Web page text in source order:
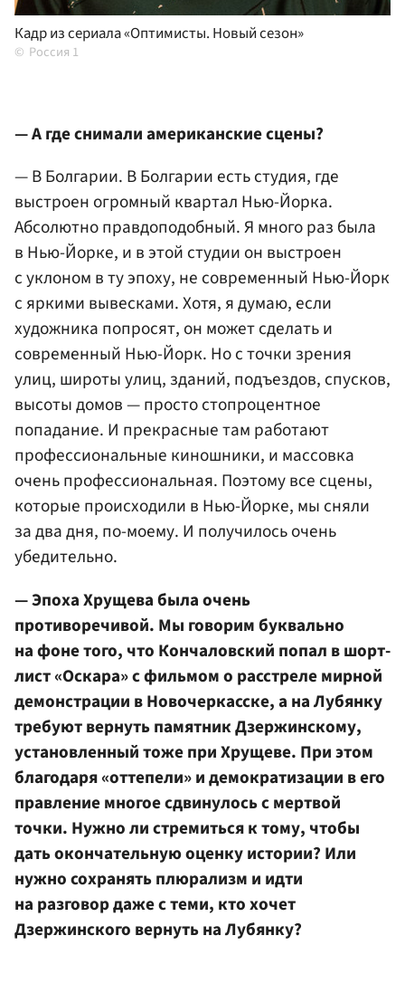
Кадр из сериала «Оптимисты. Новый сезон»
Россия 1
— А где снимали американские сцены?
— В Болгарии. В Болгарии есть студия, где
выстроен огромный квартал Нью-Йорка.
Абсолютно правдоподобный. Я много раз была
в Нью-Йорке, и в этой студии он выстроен
с уклоном в ту эпоху, не современный Нью-Йорк
с яркими вывесками. Хотя, я думаю, если
художника попросят, он может сделать и
современный Нью-Йорк. Но с точки зрения
улиц, широты улиц, зданий, подъездов, спусков,
высоты домов — просто стопроцентное
попадание. И прекрасные там работают
профессиональные киношники, и массовка
очень профессиональная. Поэтому все сцены,
которые происходили в Нью-Йорке, мы сняли
за два дня, по-моему. И получилось очень
убедительно.
— Эпоха Хрущева была очень
противоречивой. Мы говорим буквально
на фоне того, что Кончаловский попал в шорт-
лист «Оскара» с фильмом о расстреле мирной
демонстрации в Новочеркасске, а на Лубянку
требуют вернуть памятник Дзержинскому,
установленный тоже при Хрущеве. При этом
благодаря «оттепели» и демократизации в его
правление многое сдвинулось с мертвой
точки. Нужно ли стремиться к тому, чтобы
дать окончательную оценку истории? Или
нужно сохранять плюрализм и идти
на разговор даже с теми, кто хочет
Дзержинского вернуть на Лубянку?